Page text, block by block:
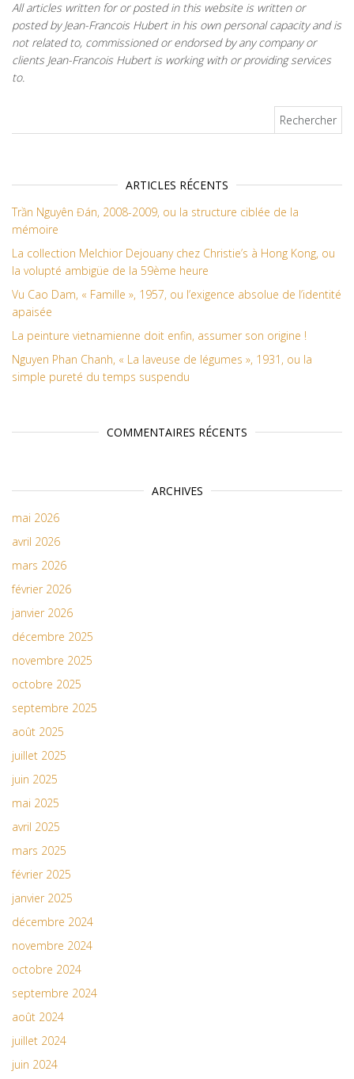
All articles written for or posted in this website is written or
posted by Jean-Francois Hubert in his own personal capacity and is
not related to, commissioned or endorsed by any company or
clients Jean-Francois Hubert is working with or providing services
to.
ARTICLES RÉCENTS
Trần Nguyên Đán, 2008-2009, ou la structure ciblée de la
mémoire
La collection Melchior Dejouany chez Christie’s à Hong Kong, ou
la volupté ambigüe de la 59ème heure
Vu Cao Dam, « Famille », 1957, ou l’exigence absolue de l’identité
apaisée
La peinture vietnamienne doit enfin, assumer son origine !
Nguyen Phan Chanh, « La laveuse de légumes », 1931, ou la
simple pureté du temps suspendu
COMMENTAIRES RÉCENTS
ARCHIVES
mai 2026
avril 2026
mars 2026
février 2026
janvier 2026
décembre 2025
novembre 2025
octobre 2025
septembre 2025
août 2025
juillet 2025
juin 2025
mai 2025
avril 2025
mars 2025
février 2025
janvier 2025
décembre 2024
novembre 2024
octobre 2024
septembre 2024
août 2024
juillet 2024
juin 2024